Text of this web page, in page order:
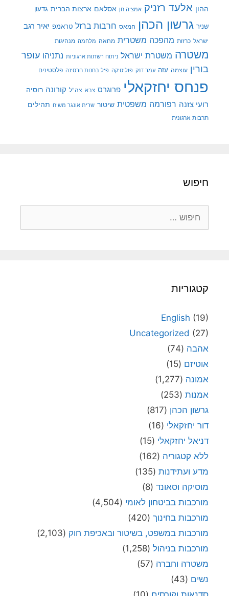
ההון אלעד רזניק אמציה חן אסלאם ארצות הברית גדעון
שניר גרשון הכהן חמאס חרבות ברזל טראמפ יאיר רגב
ישראל כרזות מהפכה משטרית מחאה מלחמה מנהיגות
משטרה משטרת ישראל ניתוח רשתות ארגוניות נתניהו עופר
בורין עוצמה עזה עמר דנק פוליטיקה פיל בחנות חרסינה פלסטינים
פנחס יחזקאלי פרוגרס צבא צה"ל קורונה רוסיה
רועי צזנה רפורמה משפטית שיטור שרית אונגר משיח תהילים
תרבות ארגונית
חיפוש
קטגוריות
English (19)
Uncategorized (27)
אהבה (74)
אוטיזם (15)
אמונה (1,277)
אמנות (253)
גרשון הכהן (817)
דור יחזקאלי (16)
דניאל יחזקאלי (15)
ללא קטגוריה (162)
מדע ועתידנות (135)
מוסיקה וסאונד (8)
מורכבות בביטחון לאומי (4,504)
מורכבות בחינוך (420)
מורכבות במשפט, בשיטור ובאכיפת חוק (2,103)
מורכבות בניהול (1,258)
משטרה וחברה (57)
נשים (43)